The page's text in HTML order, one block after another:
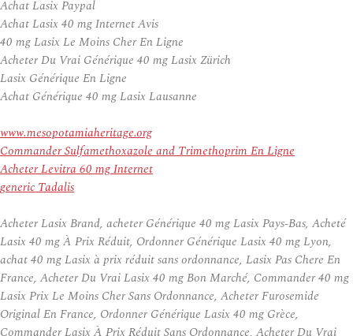
Achat Lasix Paypal
Achat Lasix 40 mg Internet Avis
40 mg Lasix Le Moins Cher En Ligne
Acheter Du Vrai Générique 40 mg Lasix Zürich
Lasix Générique En Ligne
Achat Générique 40 mg Lasix Lausanne
www.mesopotamiaheritage.org
Commander Sulfamethoxazole and Trimethoprim En Ligne
Acheter Levitra 60 mg Internet
generic Tadalis
Acheter Lasix Brand, acheter Générique 40 mg Lasix Pays-Bas, Acheté
Lasix 40 mg À Prix Réduit, Ordonner Générique Lasix 40 mg Lyon,
achat 40 mg Lasix à prix réduit sans ordonnance, Lasix Pas Chere En
France, Acheter Du Vrai Lasix 40 mg Bon Marché, Commander 40 mg
Lasix Prix Le Moins Cher Sans Ordonnance, Acheter Furosemide
Original En France, Ordonner Générique Lasix 40 mg Grèce,